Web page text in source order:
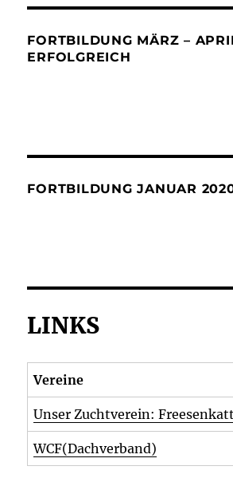
FORTBILDUNG MÄRZ –
ERFOLGREICH
FORTBILDUNG JANUAR
LINKS
Vereine
Unser Zuchtverein:
WCF(Dachverband)